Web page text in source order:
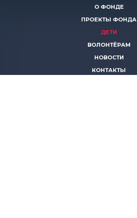
О ФОНДЕ
ПРОЕКТЫ ФОНДА
ДЕТИ
ВОЛОНТЁРАМ
НОВОСТИ
КОНТАКТЫ